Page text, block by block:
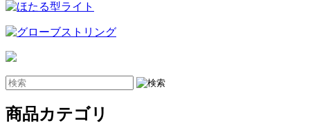
商品カテゴリ